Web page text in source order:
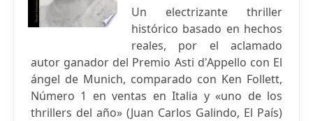
Un electrizante thriller
histórico basado en hechos
reales, por el aclamado
autor ganador del Premio Asti d'Appello con El
ángel de Munich, comparado con Ken Follett,
Número 1 en ventas en Italia y «uno de los
thrillers del año» (Juan Carlos Galindo, El País)